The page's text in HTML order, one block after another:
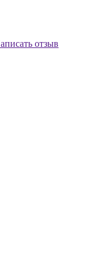
отзыв